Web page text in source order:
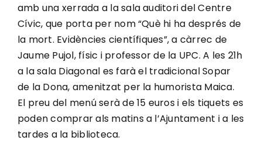
amb una xerrada a la sala auditori del Centre
Cívic, que porta per nom “Què hi ha després de
la mort. Evidències científiques”, a càrrec de
Jaume Pujol, físic i professor de la UPC. A les 21h
a la sala Diagonal es farà el tradicional Sopar
de la Dona, amenitzat per la humorista Maica.
El preu del menú serà de 15 euros i els tiquets es
poden comprar als matins a l’Ajuntament i a les
tardes a la biblioteca.